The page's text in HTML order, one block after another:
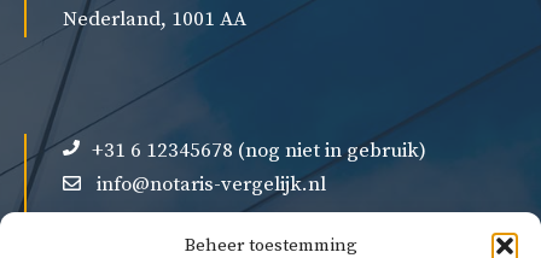
Beheer toestemming
Nederland, 1001 AA
+31 6 12345678 (nog niet in gebruik)
info@notaris-vergelijk.nl